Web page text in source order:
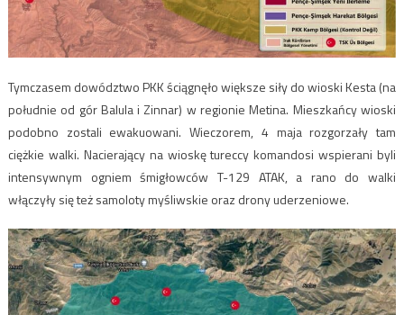
Tymczasem dowództwo PKK ściągnęło większe siły do wioski Kesta (na
południe od gór Balula i Zinnar) w regionie Metina. Mieszkańcy wioski
podobno zostali ewakuowani. Wieczorem, 4 maja rozgorzały tam
ciężkie walki. Nacierający na wioskę tureccy komandosi wspierani byli
intensywnym ogniem śmigłowców T-129 ATAK, a rano do walki
włączyły się też samoloty myśliwskie oraz drony uderzeniowe.